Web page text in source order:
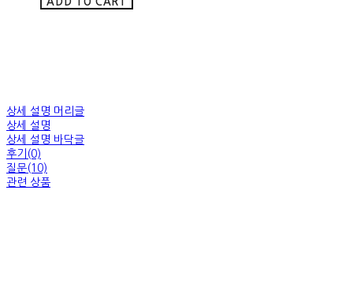
상세 설명 머리글
상세 설명
상세 설명 바닥글
후기(0)
질문(10)
관련 상품